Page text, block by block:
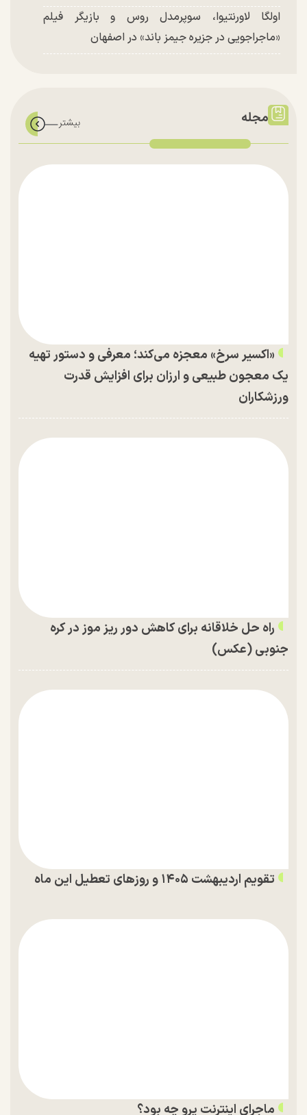
اولگا لاورنتیوا، سوپرمدل روس و بازیگر فیلم
«ماجراجویی در جزیره جیمز باند» در اصفهان
مجله
«اکسیر سرخ» معجزه می‌کند؛ معرفی و دستور تهیه
یک معجون طبیعی و ارزان برای افزایش قدرت
ورزشکاران
راه حل خلاقانه برای کاهش دور ریز موز در کره
جنوبی (عکس)
تقویم اردیبهشت ۱۴۰۵ و روز‌های تعطیل این ماه
ماجرای اینترنت پرو چه بود؟